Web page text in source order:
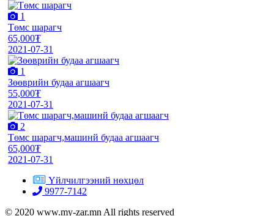
1
Төмс шарагч
65,000₮
2021-07-31
1
Зөөврийн будаа агшаагч
55,000₮
2021-07-31
2
Төмс шарагч,машинй будаа агшаагч
65,000₮
2021-07-31
Үйлчилгээний нөхцөл
9977-7142
© 2020 www.my-zar.mn All rights reserved